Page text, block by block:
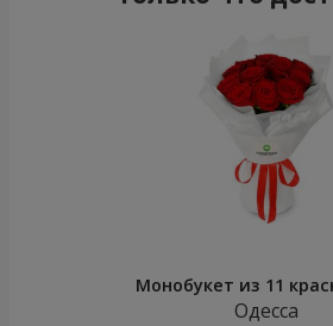
Монобукет из 11
Одесса